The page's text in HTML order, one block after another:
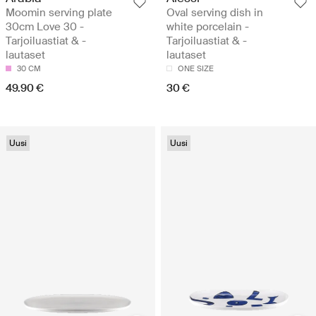
Moomin serving plate
30cm Love 30 -
Tarjoiluastiat & -
lautaset
30 CM
49.90 €
Oval serving dish in
white porcelain -
Tarjoiluastiat & -
lautaset
ONE SIZE
30 €
Uusi Uusi